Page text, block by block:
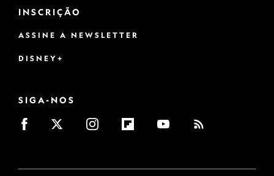
INSCRIÇÃO
ASSINE A NEWSLETTER
DISNEY+
SIGA-NOS